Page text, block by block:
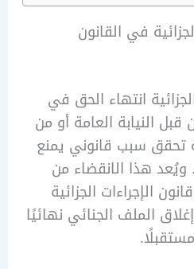
القانون
الحق في
العامة أو من
قانوني يمنع
الانقضاء من
الجزائية
الجنائي نهائيًا